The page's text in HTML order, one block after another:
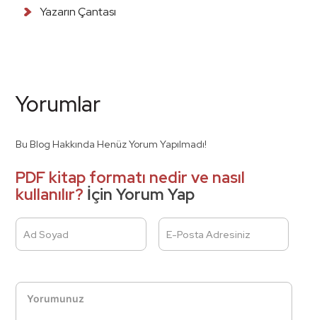
Yazarın Çantası
Yorumlar
Bu Blog Hakkında Henüz Yorum Yapılmadı!
PDF kitap formatı nedir ve nasıl
kullanılır? İçin Yorum Yap
Ad Soyad E-Posta Adresiniz